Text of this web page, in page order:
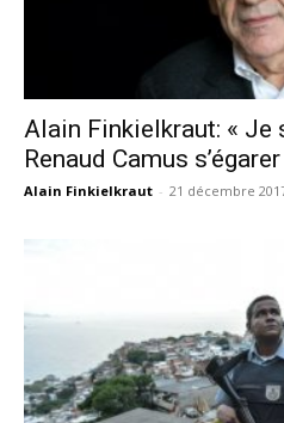
Alain Finkielkraut: « Je
Renaud Camus
Alain Finkielkraut - 21 décembre